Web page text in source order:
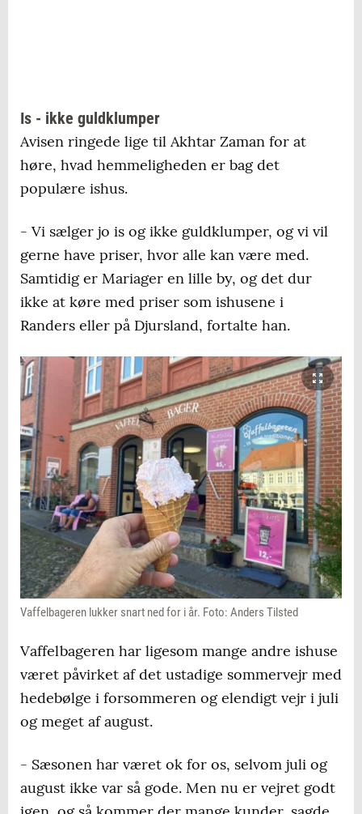
Is - ikke guldklumper
Avisen ringede lige til Akhtar Zaman for at
høre, hvad hemmeligheden er bag det
populære ishus.
- Vi sælger jo is og ikke guldklumper, og vi vil
gerne have priser, hvor alle kan være med.
Samtidig er Mariager en lille by, og det dur
ikke at køre med priser som ishusene i
Randers eller på Djursland, fortalte han.
Vaffelbageren lukker snart ned for i år. Foto: Anders Tilsted
Vaffelbageren har ligesom mange andre ishuse
været påvirket af det ustadige sommervejr med
hedebølge i forsommeren og elendigt vejr i juli
og meget af august.
- Sæsonen har været ok for os, selvom juli og
august ikke var så gode. Men nu er vejret godt